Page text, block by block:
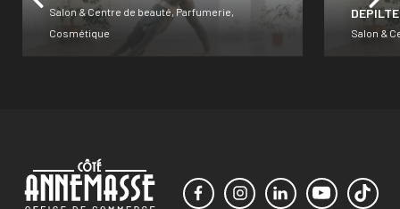
Salon & Centre de beauté, Parfumerie,
Cosmétique
Salon &